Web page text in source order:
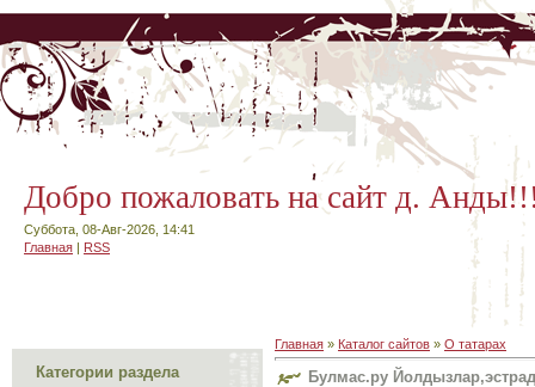
Добро пожаловать на сайт д.
Суббота, 08-Авг-2026, 14:41
Главная | RSS
Категории раздела
Главная » Каталог сайтов » О татарах
Булмас.ру